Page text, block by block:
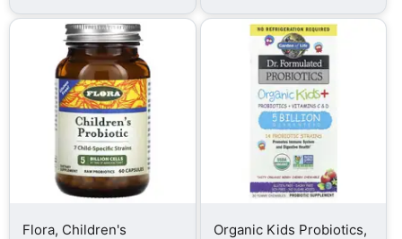
Flora, Children's
Organic Kids Probiotics,